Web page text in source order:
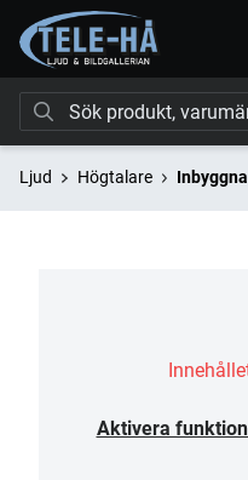
Ljud Högtalare
Aktivera